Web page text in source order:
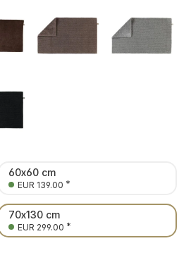
60x60 cm
EUR 139.00 *
70x130 cm
EUR 299.00 *